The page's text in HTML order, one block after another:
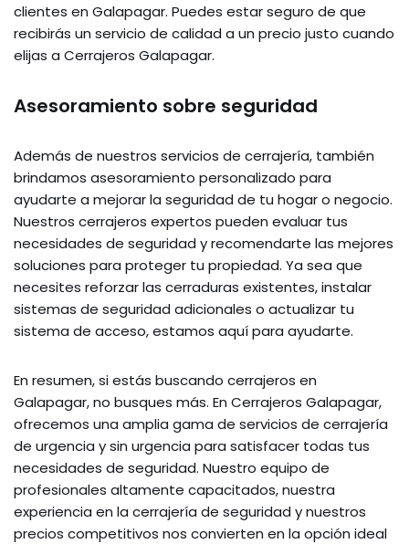
clientes en Galapagar. Puedes estar seguro de que
recibirás un servicio de calidad a un precio justo cuando
elijas a Cerrajeros Galapagar.
Asesoramiento sobre seguridad
Además de nuestros servicios de cerrajería, también
brindamos asesoramiento personalizado para
ayudarte a mejorar la seguridad de tu hogar o negocio.
Nuestros cerrajeros expertos pueden evaluar tus
necesidades de seguridad y recomendarte las mejores
soluciones para proteger tu propiedad. Ya sea que
necesites reforzar las cerraduras existentes, instalar
sistemas de seguridad adicionales o actualizar tu
sistema de acceso, estamos aquí para ayudarte.
En resumen, si estás buscando cerrajeros en
Galapagar, no busques más. En Cerrajeros Galapagar,
ofrecemos una amplia gama de servicios de cerrajería
de urgencia y sin urgencia para satisfacer todas tus
necesidades de seguridad. Nuestro equipo de
profesionales altamente capacitados, nuestra
experiencia en la cerrajería de seguridad y nuestros
precios competitivos nos convierten en la opción ideal